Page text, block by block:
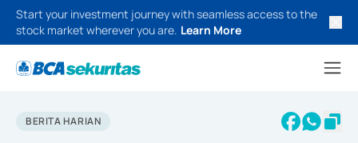
Start your investment journey with seamless access to the
stock market wherever you are. Learn More
BERITA HARIAN